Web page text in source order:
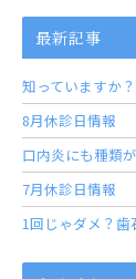
最新記事
知っていますか
8月休診日情報
口内炎にも種類
7月休診日情報
1回じゃダメ？